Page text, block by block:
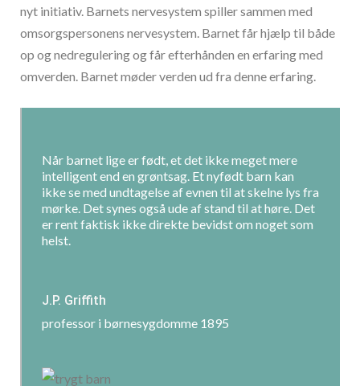
nyt initiativ. Barnets nervesystem spiller sammen med
omsorgspersonens nervesystem. Barnet får hjælp til både
op og nedregulering og får efterhånden en erfaring med
omverden. Barnet møder verden ud fra denne erfaring.
Når barnet lige er født, et det ikke meget mere
intelligent end en grøntsag. Et nyfødt barn kan
ikke se med undtagelse af evnen til at skelne lys fra
mørke. Det synes også ude af stand til at høre. Det
er rent faktisk ikke direkte bevidst om noget som
helst.
J.P. Griffith
professor i børnesygdomme 1895